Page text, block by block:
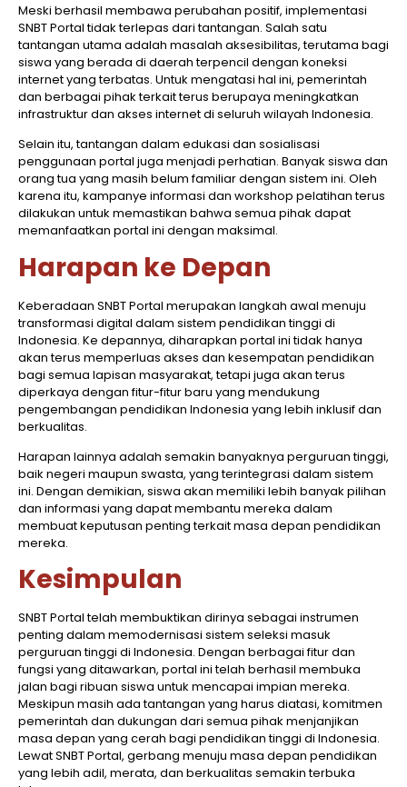
Meski berhasil membawa perubahan positif, implementasi
SNBT Portal tidak terlepas dari tantangan. Salah satu
tantangan utama adalah masalah aksesibilitas, terutama bagi
siswa yang berada di daerah terpencil dengan koneksi
internet yang terbatas. Untuk mengatasi hal ini, pemerintah
dan berbagai pihak terkait terus berupaya meningkatkan
infrastruktur dan akses internet di seluruh wilayah Indonesia.
Selain itu, tantangan dalam edukasi dan sosialisasi
penggunaan portal juga menjadi perhatian. Banyak siswa dan
orang tua yang masih belum familiar dengan sistem ini. Oleh
karena itu, kampanye informasi dan workshop pelatihan terus
dilakukan untuk memastikan bahwa semua pihak dapat
memanfaatkan portal ini dengan maksimal.
Harapan ke Depan
Keberadaan SNBT Portal merupakan langkah awal menuju
transformasi digital dalam sistem pendidikan tinggi di
Indonesia. Ke depannya, diharapkan portal ini tidak hanya
akan terus memperluas akses dan kesempatan pendidikan
bagi semua lapisan masyarakat, tetapi juga akan terus
diperkaya dengan fitur-fitur baru yang mendukung
pengembangan pendidikan Indonesia yang lebih inklusif dan
berkualitas.
Harapan lainnya adalah semakin banyaknya perguruan tinggi,
baik negeri maupun swasta, yang terintegrasi dalam sistem
ini. Dengan demikian, siswa akan memiliki lebih banyak pilihan
dan informasi yang dapat membantu mereka dalam
membuat keputusan penting terkait masa depan pendidikan
mereka.
Kesimpulan
SNBT Portal telah membuktikan dirinya sebagai instrumen
penting dalam memodernisasi sistem seleksi masuk
perguruan tinggi di Indonesia. Dengan berbagai fitur dan
fungsi yang ditawarkan, portal ini telah berhasil membuka
jalan bagi ribuan siswa untuk mencapai impian mereka.
Meskipun masih ada tantangan yang harus diatasi, komitmen
pemerintah dan dukungan dari semua pihak menjanjikan
masa depan yang cerah bagi pendidikan tinggi di Indonesia.
Lewat SNBT Portal, gerbang menuju masa depan pendidikan
yang lebih adil, merata, dan berkualitas semakin terbuka